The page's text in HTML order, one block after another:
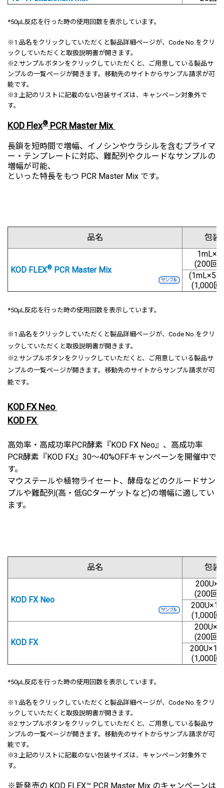
*50μL反応を行った時の使用回数を表示しています。
※1:品名をクリックしていただくと製品詳細ページが、Code No.をクリ
ックしていただくと取扱説明書が開きます。
※2:サンプルボタンをクリックしていただくと、ご用意している製品サ
ンプルの一覧ページが開きます。移動先のサイトからサンプル請求が可
能です。
※3:上記のリストに記載のない包装サイズは、キャンペーン対象外で
す。
KOD Flex® PCR Master Mix
長鎖を短時間で増幅、イノシンやウラシルを含むプライマ
ー・テンプレートに対応、難配列やクルードなサンプルの
増幅が可能、
といった特長をもつ PCR Master Mix です。
品名 包装
KOD FLEX® PCR Master Mix
1mL×5
(200回
(1mL×5
(1,000回
*50μL反応を行った時の使用回数を表示しています。
※1:品名をクリックしていただくと製品詳細ページが、Code No.をクリ
ックしていただくと取扱説明書が開きます。
※2:サンプルボタンをクリックしていただくと、ご用意している製品サ
ンプルの一覧ページが開きます。移動先のサイトからサンプル請求が可
能です。
KOD FX Neo
KOD FX
高効率・高成功率PCR酵素『KOD FX Neo』、高成功率
PCR酵素『KOD FX』30～40%OFFキャンペーンを開催中で
す。
マウステールや植物ライセート、酵母などのクルードサン
プルや難配列(高・低GCターゲットなど)の増幅に適してい
ます。
品名 包装
KOD FX Neo
(200回
200U×1
(1,000回
KOD FX
200U×1
(200回
200U×1
(1,000回
*50μL反応を行った時の使用回数を表示しています。
※1:品名をクリックしていただくと製品詳細ページが、Code No.をクリ
ックしていただくと取扱説明書が開きます。
※2:サンプルボタンをクリックしていただくと、ご用意している製品サ
ンプルの一覧ページが開きます。移動先のサイトからサンプル請求が可
能です。
※3:上記のリストに記載のない包装サイズは、キャンペーン対象外で
す。
※新発売の KOD FLEX™ PCR Master Mix のキャンペーンは